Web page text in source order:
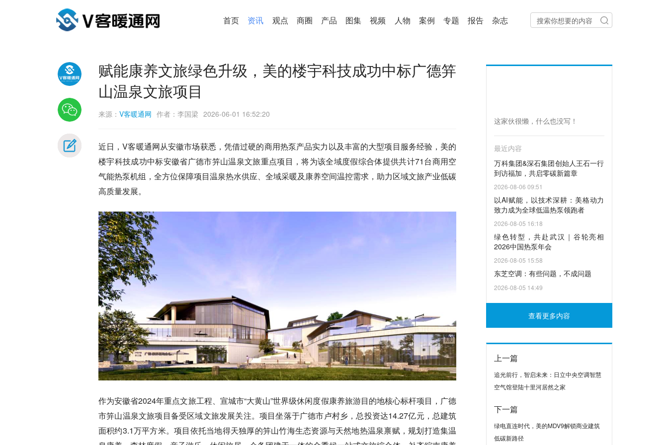
首页 资讯 观点 商圈 产品 图集 视频 人物 案例 专题 报告 杂志
赋能康养文旅绿色升级，美的楼宇科技成功中标广德笄
山温泉文旅项目
来源： V客暖通网 作者：李国梁 2026-06-01 16:52:20
近日，V客暖通网从安徽市场获悉，凭借过硬的商用热泵产品实力以及丰富的大型项目服务经验，美的
楼宇科技成功中标安徽省广德市笄山温泉文旅重点项目，将为该全域度假综合体提供共计71台商用空
气能热泵机组，全方位保障项目温泉热水供应、全域采暖及康养空间温控需求，助力区域文旅产业低碳
高质量发展。
作为安徽省2024年重点文旅工程、宣城市“大黄山”世界级休闲度假康养旅游目的地核心标杆项目，广德
市笄山温泉文旅项目备受区域文旅发展关注。项目坐落于广德市卢村乡，总投资达14.27亿元，总建筑
面积约3.1万平方米。项目依托当地得天独厚的笄山竹海生态资源与天然地热温泉禀赋，规划打造集温
这家伙很懒，什么也没写！
最近内容
万科集团&深石集团创始人王石一行
到访福加，共启零碳新篇章
2026-08-06 09:51
以AI赋能，以技术深耕：美格动力
致力成为全球低温热泵领跑者
2026-08-05 16:18
绿色转型，共赴武汉｜谷轮亮相
2026中国热泵年会
2026-08-05 15:58
东芝空调：有些问题，不成问题
2026-08-05 14:49
查看更多内容
上一篇
追光前行，智启未来：日立中央空调智慧
空气馆登陆十里河居然之家
下一篇
绿电直连时代，美的MDV9解锁商业建筑
低碳新路径